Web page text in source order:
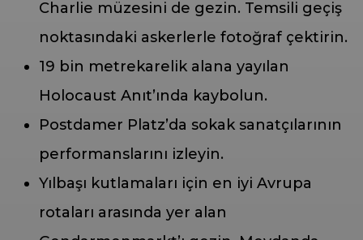
Charlie müzesini de gezin. Temsili geçiş
noktasındaki askerlerle fotoğraf çektirin.
19 bin metrekarelik alana yayılan
Holocaust Anıt’ında kaybolun.
Postdamer Platz’da sokak sanatçılarının
performanslarını izleyin.
Yılbaşı kutlamaları için en iyi Avrupa
rotaları arasında yer alan